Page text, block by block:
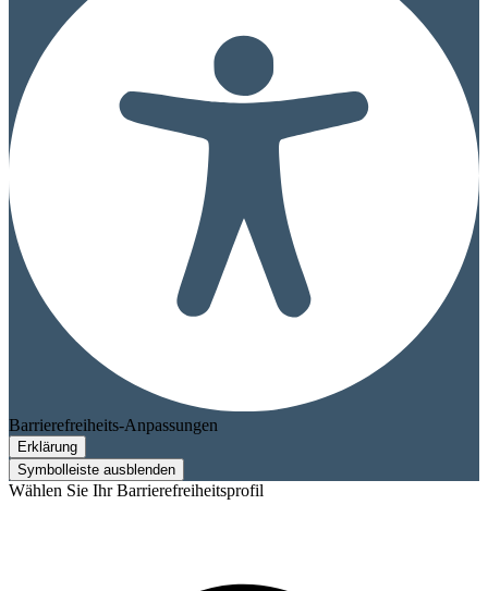
Barrierefreiheits-Anpassungen
Erklärung
Symbolleiste ausblenden
Wählen Sie Ihr Barrierefreiheitsprofil